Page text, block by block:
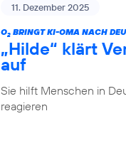
11. Dezember 2025
O2 BRINGT KI-OMA NACH
„Hilde“ klärt
auf
Sie hilft Menschen in
reagieren